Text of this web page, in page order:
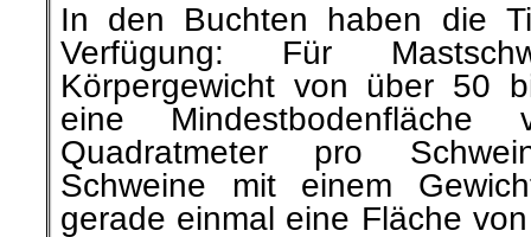
In den Buchten haben die
Verfügung: Für
Körpergewicht von über 50
eine
Quadratmeter pro
Schweine mit einem
gerade einmal eine Fläche